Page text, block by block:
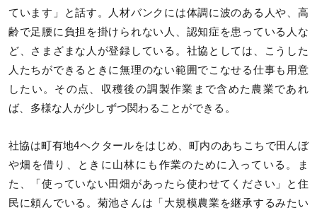
ています」と話す。人材バンクには体調に波のある人や、高
齢で足腰に負担を掛けられない人、認知症を患っている人な
ど、さまざまな人が登録している。社協としては、こうした
人たちができるときに無理のない範囲でこなせる仕事も用意
したい。その点、収穫後の調製作業まで含めた農業であれ
ば、多様な人が少しずつ関わることができる。
社協は町有地4ヘクタールをはじめ、町内のあちこちで田んぼ
や畑を借り、ときに山林にも作業のために入っている。ま
た、「使っていない田畑があったら使わせてください」と住
民に頼んでいる。菊池さんは「大規模農業を継承するみたい